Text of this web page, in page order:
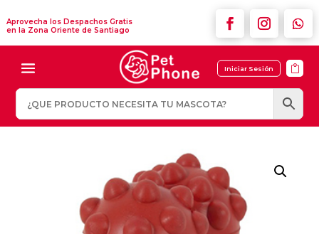
Aprovecha los Despachos Gratis
en la Zona Oriente de Santiago
Iniciar Sesión 